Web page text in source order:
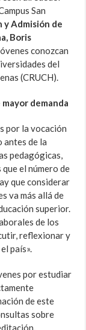
San
Admisión de
Boris
conozcan
del
(CRUCH).
demanda
por la vocación
antes de la
pedagógicas,
el número de
que considerar
va más allá de
superior.
de los
reflexionar y
país».
por estudiar
de este
sobre